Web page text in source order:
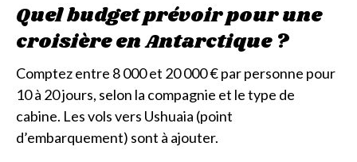
Quel budget prévoir pour une
croisière en Antarctique ?
Comptez entre 8 000 et 20 000 € par personne pour
10 à 20 jours, selon la compagnie et le type de
cabine. Les vols vers Ushuaia (point
d’embarquement) sont à ajouter.